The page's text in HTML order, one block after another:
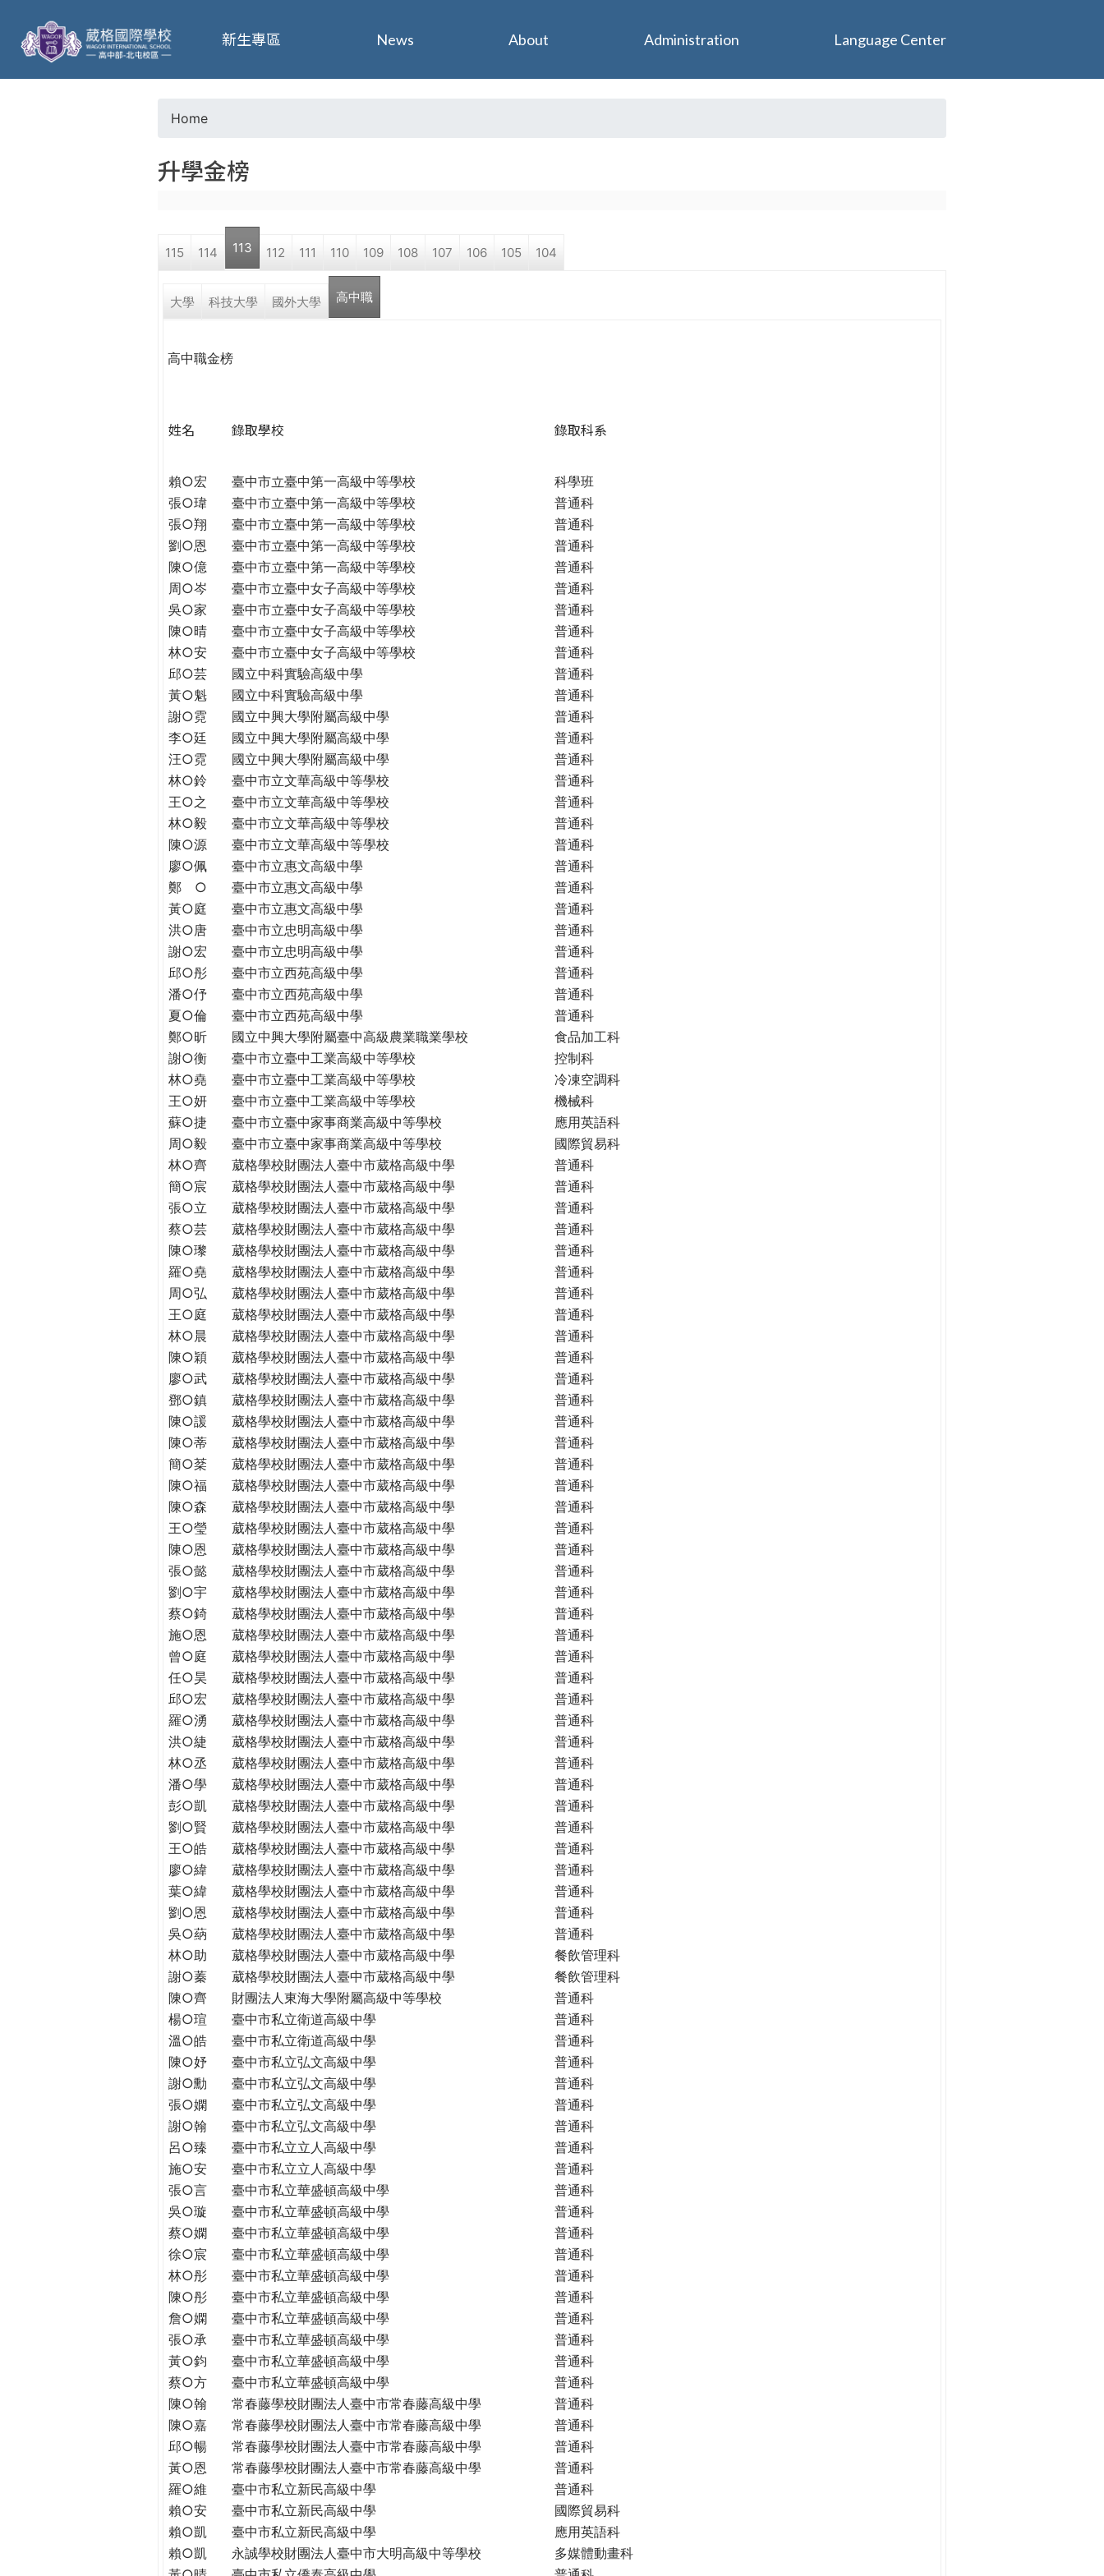
葳
格
o
a
r
e
e
Home
升學金榜
115 114 113 112 111 110 109 108 107 106 105 104
大學 科技大學 國外大學 高中職
高中職金榜
姓名 錄取學校 錄取科系
賴○宏 臺中市立臺中第一高級中等學校
科學班
張○瑋
臺中市立臺中第一高級中等學校
普通科
張○翔
臺中市立臺中第一高級中等學校
普通科
劉○恩
臺中市立臺中第一高級中等學校
普通科
陳○億
臺中市立臺中第一高級中等學校
普通科
周○岑
臺中市立臺中女子高級中等學校
普通科
吳○家
臺中市立臺中女子高級中等學校
普通科
陳○晴
臺中市立臺中女子高級中等學校
普通科
林○安
臺中市立臺中女子高級中等學校
普通科
邱○芸
國立中科實驗高級中學
普通科
黃○魁
國立中科實驗高級中學
普通科
謝○霓
國立中興大學附屬高級中學
普通科
李○廷
國立中興大學附屬高級中學
普通科
汪○霓
國立中興大學附屬高級中學
普通科
林○鈴
臺中市立文華高級中等學校
普通科
王○之
臺中市立文華高級中等學校
普通科
林○毅
臺中市立文華高級中等學校
普通科
陳○源
臺中市立文華高級中等學校
普通科
廖○佩
臺中市立惠文高級中學
普通科
鄭 ○
臺中市立惠文高級中學
普通科
黃○庭
臺中市立惠文高級中學
普通科
洪○唐
臺中市立忠明高級中學
普通科
謝○宏
臺中市立忠明高級中學
普通科
邱○彤
臺中市立西苑高級中學
普通科
潘○伃
臺中市立西苑高級中學
普通科
夏○倫
臺中市立西苑高級中學
普通科
鄭○昕
國立中興大學附屬臺中高級農業職業學校
食品加工科
謝○衡
臺中市立臺中工業高級中等學校
控制科
林○堯
臺中市立臺中工業高級中等學校
冷凍空調科
王○妍
臺中市立臺中工業高級中等學校
機械科
蘇○捷
臺中市立臺中家事商業高級中等學校
應用英語科
周○毅
臺中市立臺中家事商業高級中等學校
國際貿易科
林○齊
葳格學校財團法人臺中市葳格高級中學
普通科
簡○宸
葳格學校財團法人臺中市葳格高級中學
普通科
張○立
葳格學校財團法人臺中市葳格高級中學
普通科
蔡○芸
葳格學校財團法人臺中市葳格高級中學
普通科
陳○瓈
葳格學校財團法人臺中市葳格高級中學
普通科
羅○堯
葳格學校財團法人臺中市葳格高級中學
普通科
周○弘
葳格學校財團法人臺中市葳格高級中學
普通科
王○庭
葳格學校財團法人臺中市葳格高級中學
普通科
林○晨
葳格學校財團法人臺中市葳格高級中學
普通科
陳○穎
葳格學校財團法人臺中市葳格高級中學
普通科
廖○武
葳格學校財團法人臺中市葳格高級中學
普通科
鄧○鎮
葳格學校財團法人臺中市葳格高級中學
普通科
陳○諼
葳格學校財團法人臺中市葳格高級中學
普通科
陳○蒂
葳格學校財團法人臺中市葳格高級中學
普通科
簡○棻
葳格學校財團法人臺中市葳格高級中學
普通科
陳○福
葳格學校財團法人臺中市葳格高級中學
普通科
陳○森
葳格學校財團法人臺中市葳格高級中學
普通科
王○瑩
葳格學校財團法人臺中市葳格高級中學
普通科
陳○恩
葳格學校財團法人臺中市葳格高級中學
普通科
張○懿
葳格學校財團法人臺中市葳格高級中學
普通科
劉○宇
葳格學校財團法人臺中市葳格高級中學
普通科
蔡○錡
葳格學校財團法人臺中市葳格高級中學
普通科
施○恩
葳格學校財團法人臺中市葳格高級中學
普通科
曾○庭
葳格學校財團法人臺中市葳格高級中學
普通科
任○昊
葳格學校財團法人臺中市葳格高級中學
普通科
邱○宏
葳格學校財團法人臺中市葳格高級中學
普通科
羅○湧
葳格學校財團法人臺中市葳格高級中學
普通科
洪○緁
葳格學校財團法人臺中市葳格高級中學
普通科
林○丞
葳格學校財團法人臺中市葳格高級中學
普通科
潘○學
葳格學校財團法人臺中市葳格高級中學
普通科
彭○凱
葳格學校財團法人臺中市葳格高級中學
普通科
劉○賢
葳格學校財團法人臺中市葳格高級中學
普通科
王○皓
葳格學校財團法人臺中市葳格高級中學
普通科
廖○緯
葳格學校財團法人臺中市葳格高級中學
普通科
葉○緯
葳格學校財團法人臺中市葳格高級中學
普通科
劉○恩
葳格學校財團法人臺中市葳格高級中學
普通科
吳○蒳
葳格學校財團法人臺中市葳格高級中學
普通科
林○助
葳格學校財團法人臺中市葳格高級中學
餐飲管理科
謝○蓁
葳格學校財團法人臺中市葳格高級中學
餐飲管理科
陳○齊
財團法人東海大學附屬高級中等學校
普通科
楊○瑄
臺中市私立衛道高級中學
普通科
溫○皓
臺中市私立衛道高級中學
普通科
陳○妤
臺中市私立弘文高級中學
普通科
謝○勳
臺中市私立弘文高級中學
普通科
張○嫻
臺中市私立弘文高級中學
普通科
謝○翰
臺中市私立弘文高級中學
普通科
呂○臻
臺中市私立立人高級中學
普通科
施○安
臺中市私立立人高級中學
普通科
張○言
臺中市私立華盛頓高級中學
普通科
吳○璇
臺中市私立華盛頓高級中學
普通科
蔡○嫻
臺中市私立華盛頓高級中學
普通科
徐○宸
臺中市私立華盛頓高級中學
普通科
林○彤
臺中市私立華盛頓高級中學
普通科
陳○彤
臺中市私立華盛頓高級中學
普通科
詹○嫻
臺中市私立華盛頓高級中學
普通科
張○承
臺中市私立華盛頓高級中學
普通科
黃○鈞
臺中市私立華盛頓高級中學
普通科
蔡○方
臺中市私立華盛頓高級中學
普通科
陳○翰
常春藤學校財團法人臺中市常春藤高級中學
普通科
陳○嘉
常春藤學校財團法人臺中市常春藤高級中學
普通科
邱○暢
常春藤學校財團法人臺中市常春藤高級中學
普通科
黃○恩
常春藤學校財團法人臺中市常春藤高級中學
普通科
羅○維
臺中市私立新民高級中學
普通科
賴○安
臺中市私立新民高級中學
國際貿易科
賴○凱
臺中市私立新民高級中學
應用英語科
賴○凱
永誠學校財團法人臺中市大明高級中等學校
多媒體動畫科
新生專區 News About Administration Language Center